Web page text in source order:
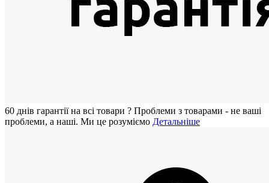
60 днiв гарантії на всi товари ? Проблеми з товарами - не ваші
проблеми, а наші. Ми це розуміємо Детальніше